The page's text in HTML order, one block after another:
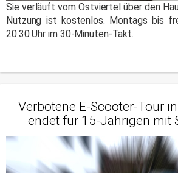
Sie verläuft vom Ostviertel über den
Nutzung ist kostenlos. Montags bis
20.30 Uhr im 30-Minuten-Takt.
Verbotene E-Scooter-Tour
endet für 15-Jährigen mit